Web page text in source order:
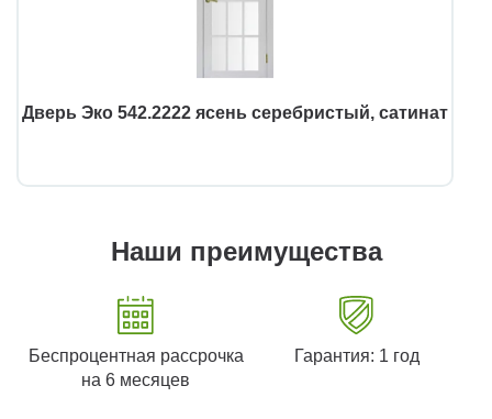
Дверь Эко 542.2222 ясень серебристый, сатинат
Наши преимущества
Беспроцентная рассрочка
на 6 месяцев
Гарантия: 1 год